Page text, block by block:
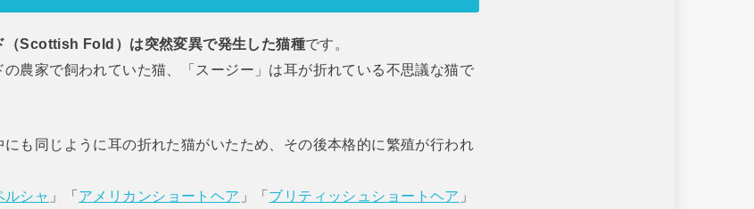
（Scottish Fold）は突然変異で発生した猫種です。
の農家で飼われていた猫、「スージー」は耳が折れている不思議な猫で
も同じように耳の折れた猫がいたため、その後本格的に繁殖が行われ
ルシャ 」「アメリカンショートヘア 」「ブリティッシュショートヘア 」